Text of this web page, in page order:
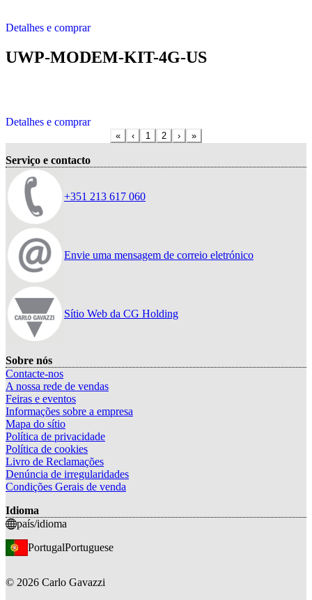
Detalhes e comprar
UWP-MODEM-KIT-4G-US
Detalhes e comprar
« ‹ 1 2 › »
Serviço e contacto
+351 213 617 060
Envie uma mensagem de correio eletrónico
Sítio Web da CG Holding
Sobre nós
Contacte-nos
A nossa rede de vendas
Feiras e eventos
Informações sobre a empresa
Mapa do sítio
Política de privacidade
Política de cookies
Livro de Reclamações
Denúncia de irregularidades
Condições Gerais de venda
Idioma
país/idioma
PortugalPortuguese
© 2026 Carlo Gavazzi